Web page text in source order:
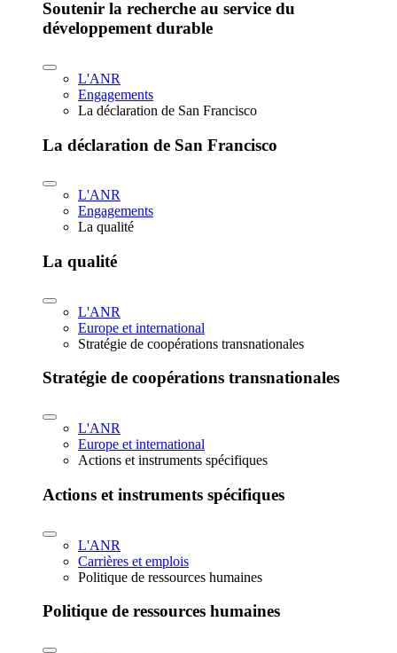
Soutenir la recherche au service du
développement durable
L'ANR
Engagements
La déclaration de San Francisco
La déclaration de San Francisco
L'ANR
Engagements
La qualité
La qualité
L'ANR
Europe et international
Stratégie de coopérations transnationales
Stratégie de coopérations transnationales
L'ANR
Europe et international
Actions et instruments spécifiques
Actions et instruments spécifiques
L'ANR
Carrières et emplois
Politique de ressources humaines
Politique de ressources humaines